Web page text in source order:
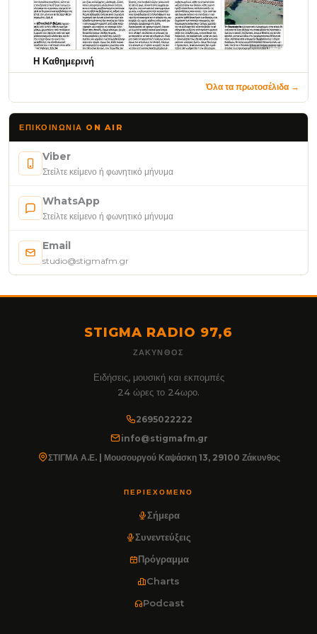
Η Καθημερινή
Όλα τα πρωτοσέλιδα →
ΕΠΙΚΟΙΝΩΝΊΑ ON AIR
Viber
Στείλτε κείμενο ή φωνητικό μήνυμα
WhatsApp
Στείλτε κείμενο ή φωνητικό μήνυμα
Email
studio@stigmafm.gr
STIGMA RADIO 97,6
ΖΆΚΥΝΘΟΣ
Ειδήσεις, μουσική και εκπομπές
24 ώρες το 24ωρο.
2695022222
info@stigmafm.gr
ΣΤΙΓΜΑ Α.Ε. | Μουσουργού Καψάσκη 13, 29100 Ζάκυνθος
ΠΕΡΙΕΧΌΜΕΝΟ
Σήμερα
Συνεντεύξεις
Πρόγραμμα
Charts
Podcast